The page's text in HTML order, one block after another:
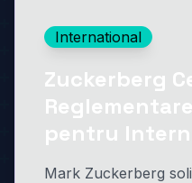
International
Zuckerberg
pentru
Mark Zuckerberg